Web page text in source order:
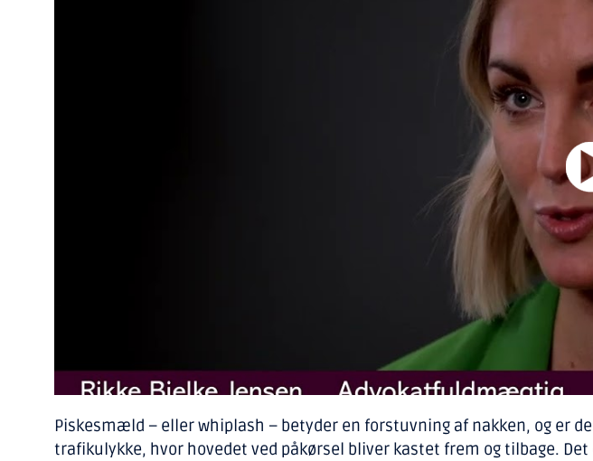
Piskesmæld – eller whiplash – betyder en forstuvning af nakken, og er
trafikulykke, hvor hovedet ved påkørsel bliver kastet frem og tilbage.